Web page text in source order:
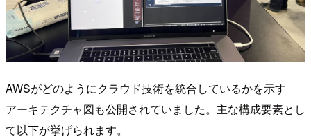
AWSがどのようにクラウド技術を統合しているかを示す
アーキテクチャ図も公開されていました。主な構成要素とし
て以下が挙げられます。